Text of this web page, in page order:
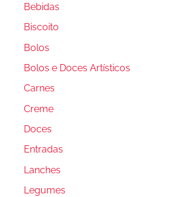
Bebidas
Biscoito
Bolos
Bolos e Doces Artísticos
Carnes
Creme
Doces
Entradas
Lanches
Legumes